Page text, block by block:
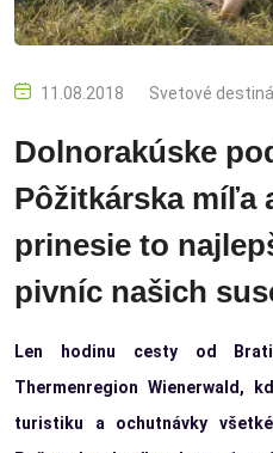
11.08.2018 Svetové
Dolnorakúske
Pôžitkárska míľa
prinesie to
pivníc našich
Len hodinu cesty od
Thermenregion Wienerwald,
turistiku a ochutnávky